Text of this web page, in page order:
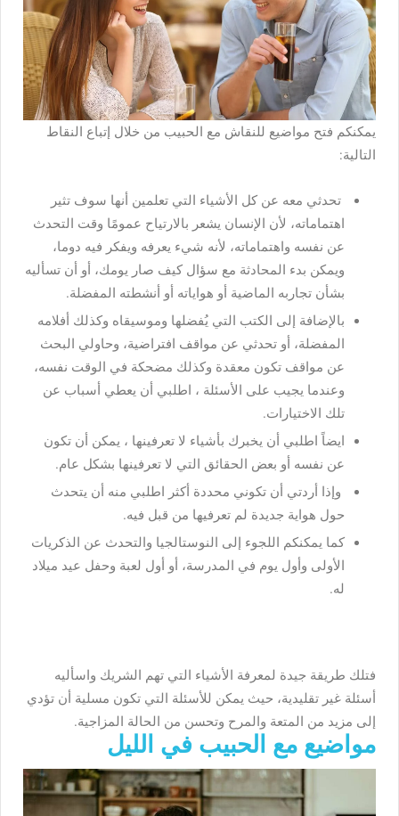
يمكنكم فتح مواضيع للنقاش مع الحبيب من خلال إتباع النقاط
التالية:
تحدثي معه عن كل الأشياء التي تعلمين أنها سوف تثير
اهتماماته، لأن الإنسان يشعر بالارتياح عمومًا وقت التحدث
عن نفسه واهتماماته، لأنه شيء يعرفه ويفكر فيه دوما،
ويمكن بدء المحادثة مع سؤال كيف صار يومك، أو أن تسأليه
بشأن تجاربه الماضية أو هواياته أو أنشطته المفضلة.
بالإضافة إلى الكتب التي يُفضلها وموسيقاه وكذلك أفلامه
المفضلة، أو تحدثي عن مواقف افتراضية، وحاولي البحث
عن مواقف تكون معقدة وكذلك مضحكة في الوقت نفسه،
وعندما يجيب على الأسئلة ، اطلبي أن يعطي أسباب عن
تلك الاختيارات.
ايضاً اطلبي أن يخبرك بأشياء لا تعرفينها ، يمكن أن تكون
عن نفسه أو بعض الحقائق التي لا تعرفينها بشكل عام.
وإذا أردتي أن تكوني محددة أكثر اطلبي منه أن يتحدث
حول هواية جديدة لم تعرفيها من قبل فيه.
كما يمكنكم اللجوء إلى النوستالجيا والتحدث عن الذكريات
الأولى وأول يوم في المدرسة، أو أول لعبة وحفل عيد ميلاد
له.
فتلك طريقة جيدة لمعرفة الأشياء التي تهم الشريك واسأليه
أسئلة غير تقليدية، حيث يمكن للأسئلة التي تكون مسلية أن تؤدي
إلى مزيد من المتعة والمرح وتحسن من الحالة المزاجية.
مواضيع مع الحبيب في الليل